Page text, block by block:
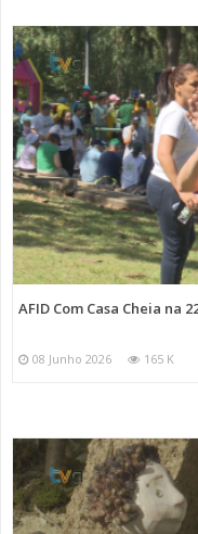
AFID Com Casa Cheia na
08 Junho 2026 165 K